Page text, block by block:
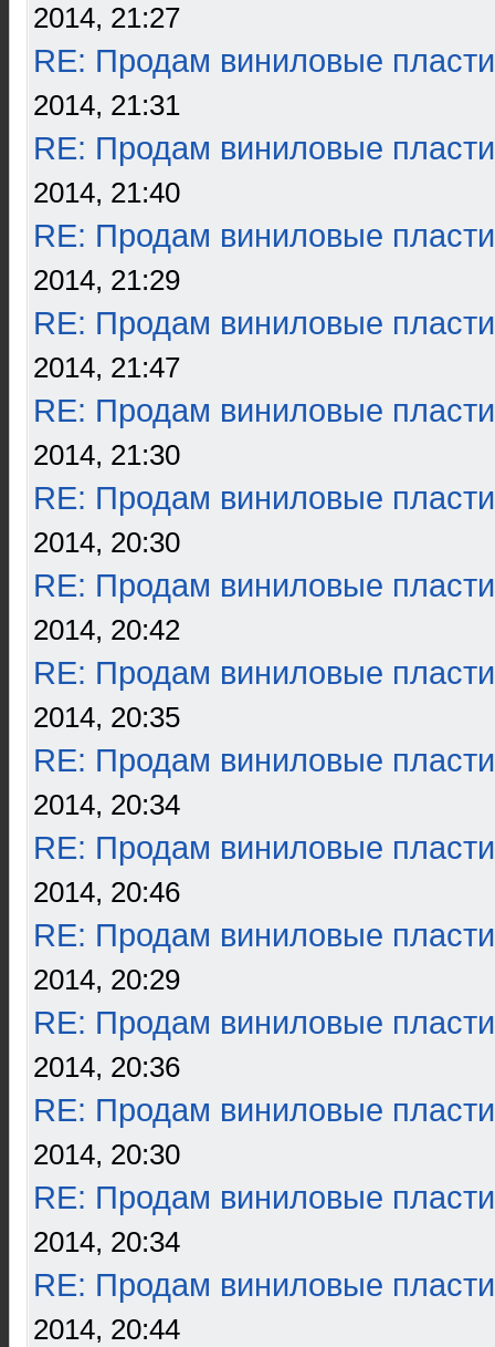
2014, 21:27
RE: Продам виниловые
2014, 21:31
RE: Продам виниловые
2014, 21:40
RE: Продам виниловые
2014, 21:29
RE: Продам виниловые
2014, 21:47
RE: Продам виниловые
2014, 21:30
RE: Продам виниловые
2014, 20:30
RE: Продам виниловые
2014, 20:42
RE: Продам виниловые
2014, 20:35
RE: Продам виниловые
2014, 20:34
RE: Продам виниловые
2014, 20:46
RE: Продам виниловые
2014, 20:29
RE: Продам виниловые
2014, 20:36
RE: Продам виниловые
2014, 20:30
RE: Продам виниловые
2014, 20:34
RE: Продам виниловые
2014, 20:44